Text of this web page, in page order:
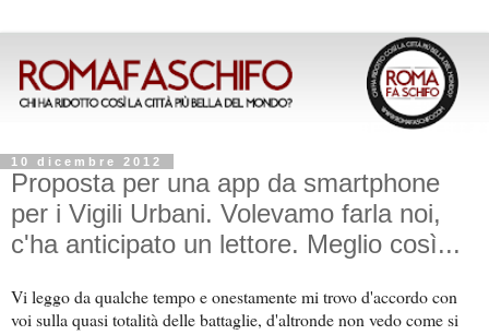
10 dicembre 2012
Proposta per una app da smartphone
per i Vigili Urbani. Volevamo farla noi,
c'ha anticipato un lettore. Meglio così...
Vi leggo da qualche tempo e onestamente mi trovo d'accordo con
voi sulla quasi totalità delle battaglie, d'altronde non vedo come si